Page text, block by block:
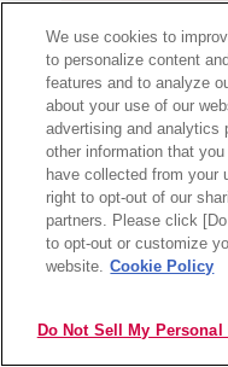
染みも良いた
しやすいです
ュラルに仕上
も与えてくれ
【パープルブラウン
色カラー
We use cookies to
to personalize content
features and to analyze
about your use of our
advertising and analytics
other information that
have collected from your
right to opt-out of our
partners. Please click
to opt-out or customize
website. Cookie Policy
Do Not Sell My